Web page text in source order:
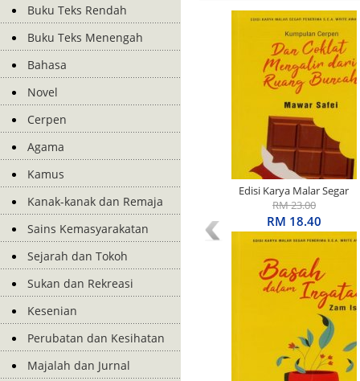
Buku Teks Rendah
Buku Teks Menengah
Bahasa
Novel
Cerpen
Agama
Kamus
Kanak-kanak dan Remaja
Sains Kemasyarakatan
Sejarah dan Tokoh
Sukan dan Rekreasi
Kesenian
Perubatan dan Kesihatan
Majalah dan Jurnal
Edisi Karya Malar Segar
Penerima S.E.A. Write
Award: Kumpulan Cerpen:
Dan Coklat Mengalir Dari
Ruang Buncah
RM 23.00
RM 18.40